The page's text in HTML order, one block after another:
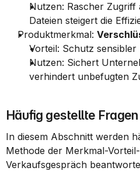
Nutzen: Rascher Zugriff
Dateien steigert die
Produktmerkmal:
Vorteil: Schutz sensibler
Nutzen: Sichert
verhindert unbefugten
Häufig gestellte Fragen
In diesem Abschnitt werden
Methode der Merkmal-
Verkaufsgespräch